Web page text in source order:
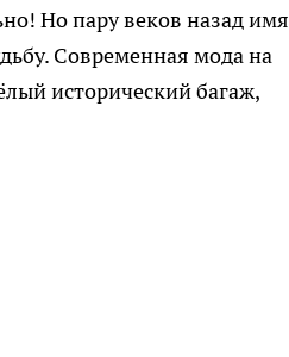
Но пару веков назад имя
Современная мода на
исторический багаж,